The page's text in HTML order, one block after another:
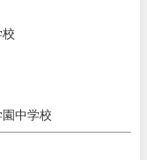
校
園中学校